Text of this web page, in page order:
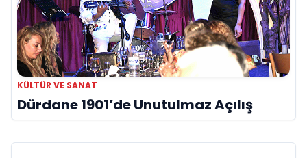
KÜLTÜR VE SANAT
Dürdane 1901’de Unutulmaz Açılış